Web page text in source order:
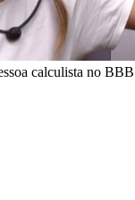
calculista no